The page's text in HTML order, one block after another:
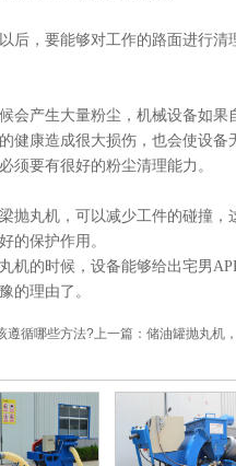
，要能够对工作的路面进行清
产生大量粉尘，机械设备如果自
健康造成很大损伤，也会使设
要有很好的粉尘清理能力。
丸机，可以减少工件的碰撞
保护作用。
的时候，设备能够给出宅男
由了。
遵循哪些方法?上一篇： 储油罐抛丸机